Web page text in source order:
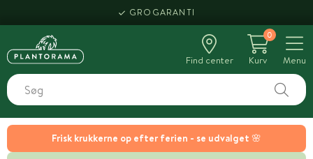
Frisk krukkerne op efter ferien - se udvalget 🌸
GROGARANTI
Find center
0
Kurv
Menu